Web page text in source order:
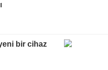
bir cihaz